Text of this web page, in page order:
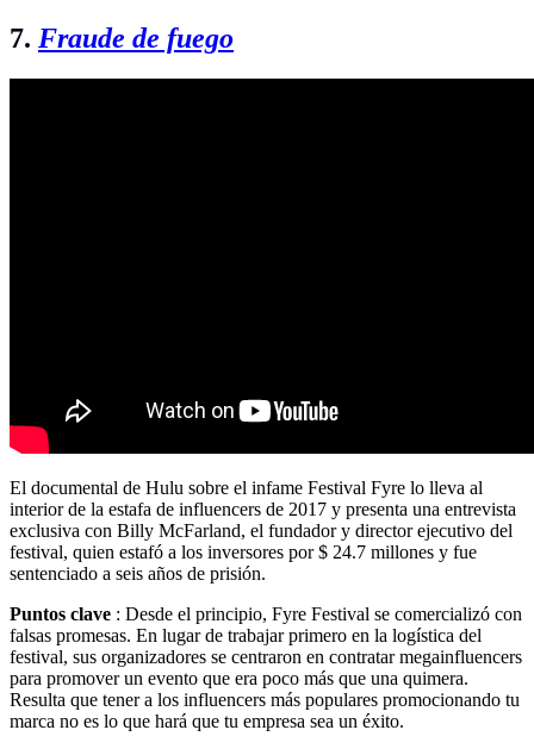
7. Fraude de fuego
El documental de Hulu sobre el infame Festival Fyre lo lleva al
interior de la estafa de influencers de 2017 y presenta una entrevista
exclusiva con Billy McFarland, el fundador y director ejecutivo del
festival, quien estafó a los inversores por $ 24.7 millones y fue
sentenciado a seis años de prisión.
Puntos clave : Desde el principio, Fyre Festival se comercializó con
falsas promesas. En lugar de trabajar primero en la logística del
festival, sus organizadores se centraron en contratar megainfluencers
para promover un evento que era poco más que una quimera.
Resulta que tener a los influencers más populares promocionando tu
marca no es lo que hará que tu empresa sea un éxito.